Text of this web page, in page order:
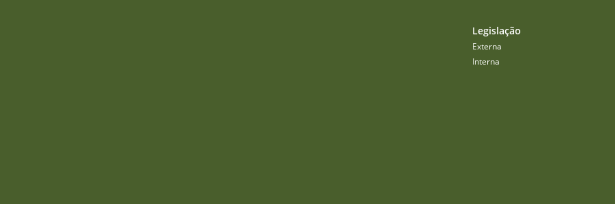
Legislação
Externa
Interna